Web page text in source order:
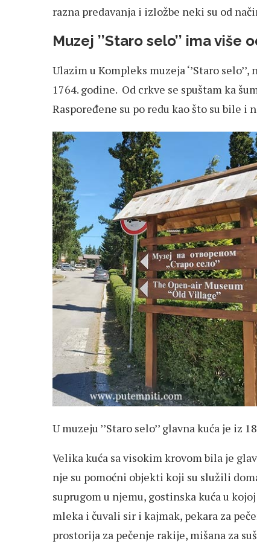
razna predavanja i izložbe neki su od
Muzej ’’Staro selo’’ ima više
Ulazim u Kompleks muzeja ‘’Staro
1764. godine. Od crkve se spuštam ka
Raspoređene su po redu kao što su bile i
U muzeju ’’Staro selo’’ glavna kuća je iz
Velika kuća sa visokim krovom bila je
nje su pomoćni objekti koji su služili
suprugom u njemu, gostinska kuća u
mleka i čuvali sir i kajmak, pekara za
prostorija za pečenje rakije, mišana za